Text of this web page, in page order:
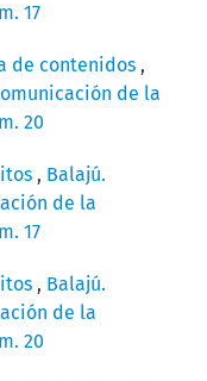
17
de contenidos ,
de la
20
, Balajú.
de la
17
, Balajú.
de la
20